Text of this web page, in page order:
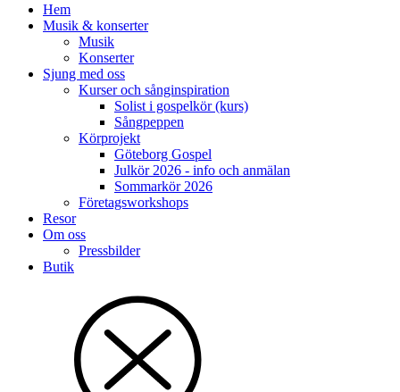
Hem
Musik & konserter
Musik
Konserter
Sjung med oss
Kurser och sånginspiration
Solist i gospelkör (kurs)
Sångpeppen
Körprojekt
Göteborg Gospel
Julkör 2026 - info och anmälan
Sommarkör 2026
Företagsworkshops
Resor
Om oss
Pressbilder
Butik